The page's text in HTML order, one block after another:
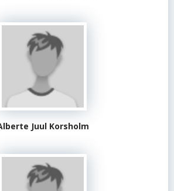
Juul Korsholm